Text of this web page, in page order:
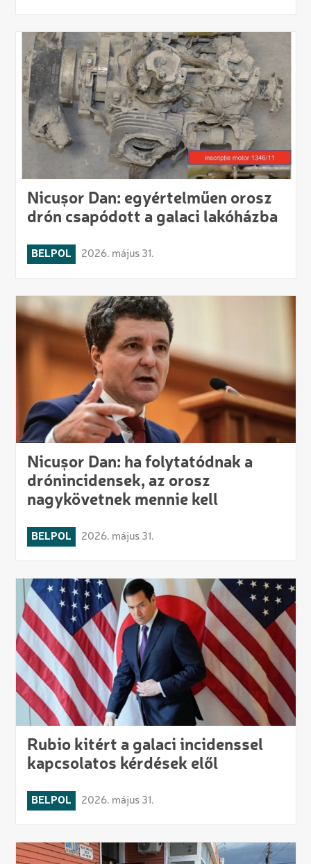
Nicușor Dan: egyértelműen orosz
drón csapódott a galaci lakóházba
BELPOL 2026. május 31.
Nicușor Dan: ha folytatódnak a
drónincidensek, az orosz
nagykövetnek mennie kell
BELPOL 2026. május 31.
Rubio kitért a galaci incidenssel
kapcsolatos kérdések elől
BELPOL 2026. május 31.